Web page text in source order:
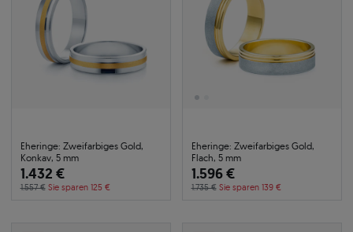
Eheringe: Zweifarbiges Gold,
Konkav, 5 mm
1.432 €
1.557 € Sie sparen 125 €
Eheringe: Zweifarbiges Gold,
Flach, 5 mm
1.596 €
1.735 € Sie sparen 139 €